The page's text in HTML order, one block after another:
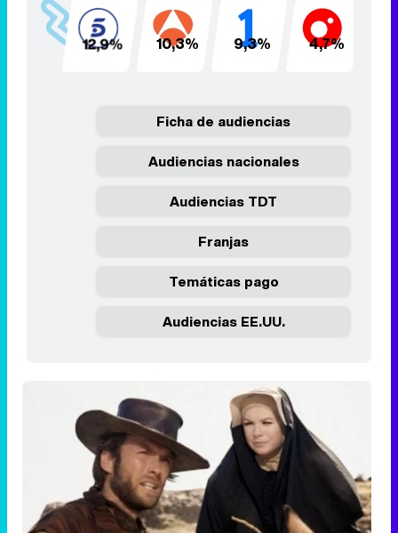
12,9% 10,3% 9,3% 4,7%
Ficha de audiencias
Audiencias nacionales
Audiencias TDT
Franjas
Temáticas pago
Audiencias EE.UU.